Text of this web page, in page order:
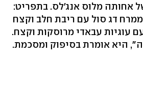
אחותה מלוס אנג'לס. בתפריט:
דג סול עם ריבת חלב וקצח
עוגיות עבאדי מרוסקות וקצח.
היא אומרת בסיפוק ומסכמת.